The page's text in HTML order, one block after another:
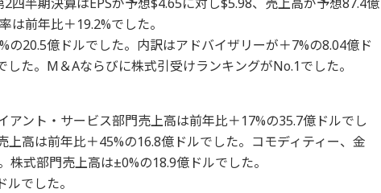
は前年比＋19.2%でした。
の20.5億ドルでした。内訳はアドバイザリーが＋7%の8.04億ド
た。M＆Aならびに株式引受けランキングがNo.1でした。
アント・サービス部門売上高は前年比＋17%の35.7億ドルでし
上高は前年比＋45%の16.8億ドルでした。コモディティー、金
式部門売上高は±0%の18.9億ドルでした。
でした。